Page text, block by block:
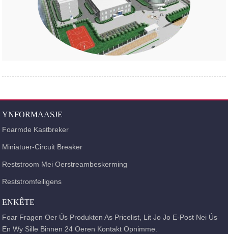
YNFORMAASJE
Foarmde Kastbreker
Miniatuer-Circuit Breaker
Reststroom Mei Oerstreambeskerming
Reststromfeiligens
ENKÊTE
Foar Fragen Oer Ús Produkten As Pricelist, Lit Jo Jo E-Post Nei Ús
En Wy Sille Binnen 24 Oeren Kontakt Opnimme.